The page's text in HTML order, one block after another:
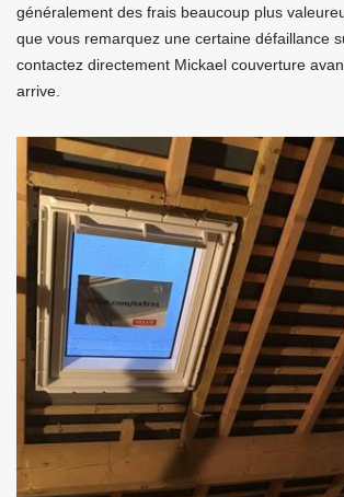
généralement des frais beaucoup plus
que vous remarquez une certaine défaillance
contactez directement Mickael couverture
arrive.